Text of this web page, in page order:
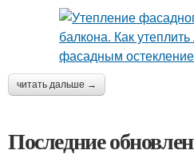
читать дальше →
Последние